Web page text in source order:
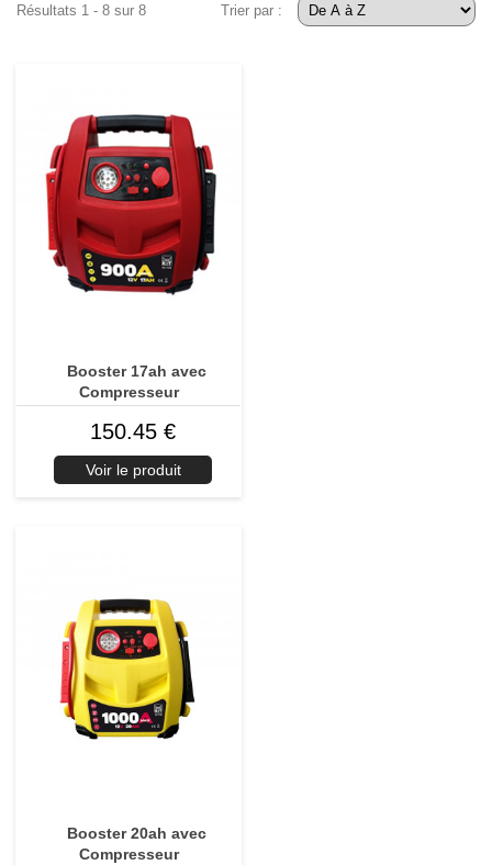
Résultats 1 - 8 sur 8 Trier par :
Booster 17ah avec
Compresseur
150.45 €
Voir le produit
Booster 20ah avec
Compresseur